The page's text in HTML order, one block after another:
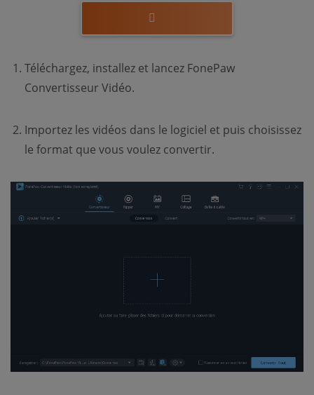
Téléchargez, installez et lancez FonePaw
Convertisseur Vidéo.
Importez les vidéos dans le logiciel et puis choisissez
le format que vous voulez convertir.